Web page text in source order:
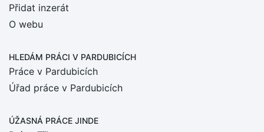
Přidat inzerát
O webu
HLEDÁM PRÁCI V PARDUBICÍCH
Práce v Pardubicích
Úřad práce v Pardubicích
ÚŽASNÁ PRÁCE JINDE